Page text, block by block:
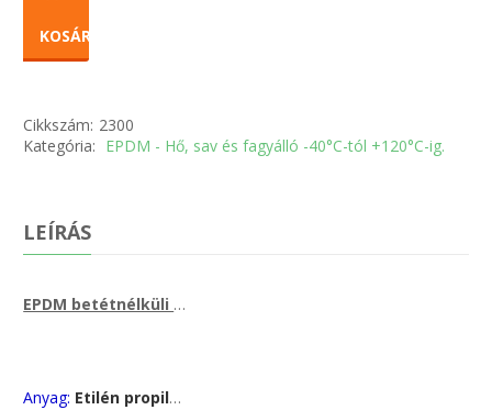
KOSÁRBA
Cikkszám: 2300
Kategória: EPDM - Hő, sav és fagyálló -40°C-tól +120°C-ig.
LEÍRÁS
EPDM betétnélküli gumilemez +120
Anyag: Etilén propilén gumi (EPDM), sav, lúg és hőálló minőségű betét nélküli gumilemez.